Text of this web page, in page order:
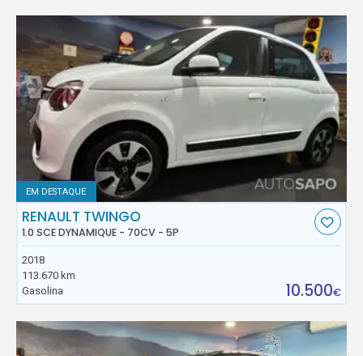
EM DESTAQUE
RENAULT TWINGO
1.0 SCE DYNAMIQUE - 70CV - 5P
2018
113.670 km
Gasolina
10.500€